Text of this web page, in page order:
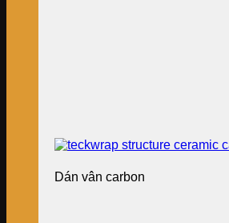
Dán vân carbon